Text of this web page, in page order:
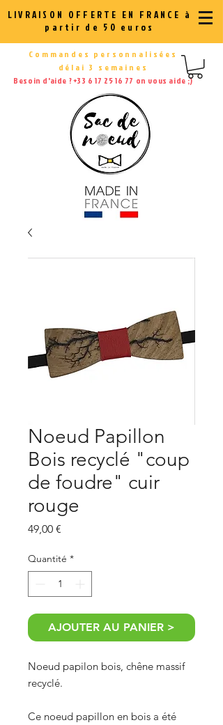
LIVRAISON OFFERTE EN FRANCE à
partir de 50 euros
Commandes personnalisées
délai 3 semaines
Besoin d'aide ?+33 6 17 25 16 77 on vous aide ;)
Noeud Papillon
Bois recyclé "coup
de foudre" cuir
rouge
49,00 €
Quantité *
AJOUTER AU PANIER >
Noeud papilon bois, chêne massif
recyclé.
Ce noeud papillon en bois a été